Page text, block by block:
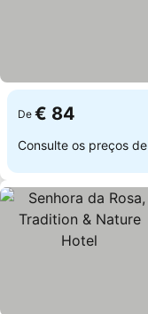
De € 84
Consulte os preços de